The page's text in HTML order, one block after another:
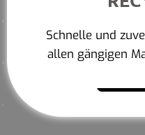
Schnelle und
allen gängigen